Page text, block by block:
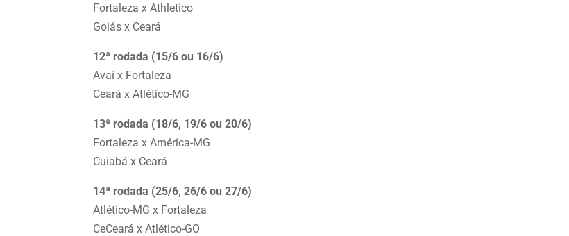
Fortaleza x Athletico
Goiás x Ceará
12ª rodada (15/6 ou 16/6)
Avaí x Fortaleza
Ceará x Atlético-MG
13ª rodada (18/6, 19/6 ou 20/6)
Fortaleza x América-MG
Cuiabá x Ceará
14ª rodada (25/6, 26/6 ou 27/6)
Atlético-MG x Fortaleza
CeCeará x Atlético-GO